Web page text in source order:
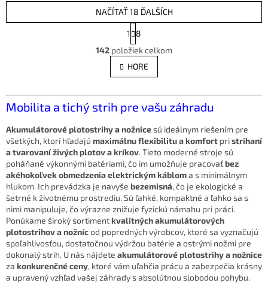
O
v
l
á
c
i
e
p
r
v
k
y
v
ý
p
i
s
u
NAČÍTAŤ 18 ĎALŠÍCH
S
t
r
á
n
k
v
a
i
e
1
8
142 položiek celkom
HORE
Mobilita a tichý strih pre vašu záhradu
Akumulátorové plotostrihy a nožnicesú ideálnym riešením pre
všetkých, ktorí hľadajú maximálnu flexibilitu a komfort pristrihaní
a tvarovaní živých plotov a kríkov. Tieto moderné stroje sú
poháňané výkonnými batériami, čo im umožňuje pracovaťbez
akéhokoľvek obmedzenia elektrickým kábloma s minimálnym
hlukom. Ich prevádzka je navyše bezemisná, čo je ekologické a
šetrné k životnému prostrediu. Sú ľahké, kompaktné a ľahko sa s
nimi manipuluje, čo výrazne znižuje fyzickú námahu pri práci.
Ponúkame široký sortimentkvalitných akumulátorových
plotostrihov a nožnícod popredných výrobcov, ktoré sa vyznačujú
spoľahlivosťou, dostatočnou výdržou batérie a ostrými nožmi pre
dokonalý strih. U nás nájdete akumulátorové plotostrihy a nožnice
za konkurenčné ceny, ktoré vám uľahčia prácu a zabezpečia krásny
a upravený vzhľad vašej záhrady s absolútnou slobodou pohybu.